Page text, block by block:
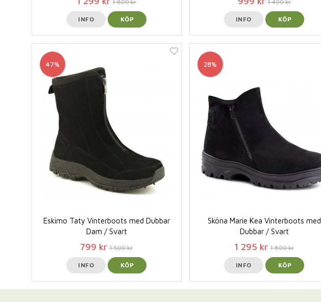
1 800 kr
INFO KÖP
1 400 kr
INFO KÖP
47%
Eskimo Taty Vinterboots med Dubbar
Dam / Svart
799 kr 1 500 kr
INFO KÖP
28%
Sköna Marie Kea Vinterboots med
Dubbar / Svart
1 295 kr 1 800 kr
INFO KÖP